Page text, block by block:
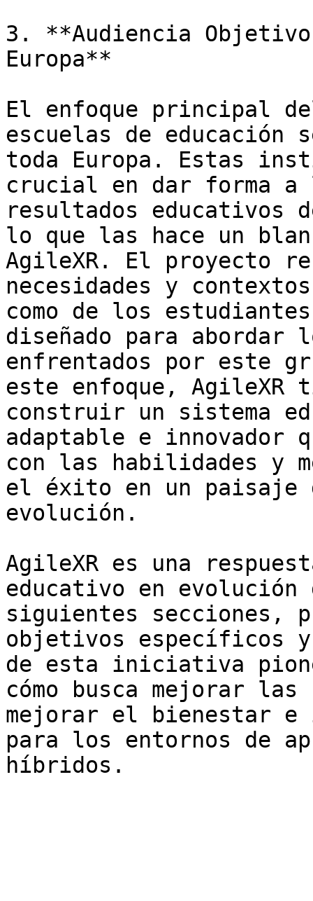
3. **Audiencia
Europa**
El enfoque principal
escuelas de educación
toda Europa. Estas
crucial en dar forma a
resultados educativos
lo que las hace un
AgileXR. El proyecto
necesidades y
como de los
diseñado para abordar
enfrentados por este
este enfoque, AgileXR
construir un sistema
adaptable e innovador
con las habilidades y
el éxito en un
evolución.
AgileXR es una
educativo en
siguientes secciones,
objetivos específicos
de esta iniciativa
cómo busca mejorar
mejorar el bienestar e
para los entornos de